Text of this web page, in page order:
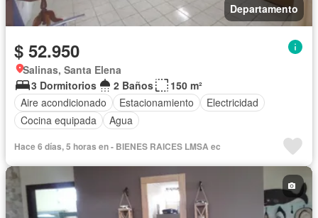
Departamento
$ 52.950
Salinas, Santa Elena
3 Dormitorios
2 Baños
150 m²
Aire acondicionado
Estacionamiento
Electricidad
Cocina equipada
Agua
Hace 6 días, 5 horas en - BIENES RAICES LMSA ec